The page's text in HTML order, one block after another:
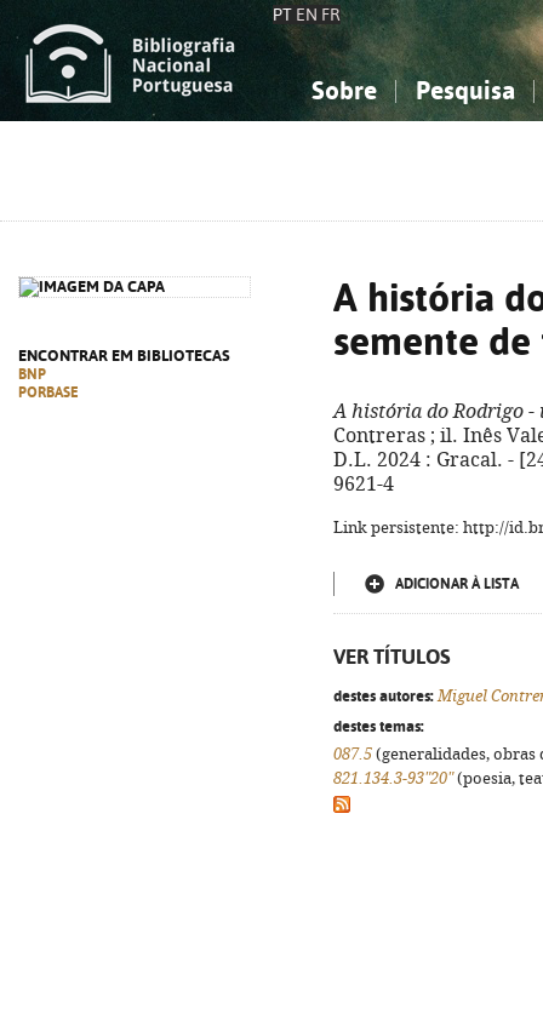
PT EN FR
Sobre Pesquisa
ENCONTRAR EM BIBLIOTECAS
BNP
PORBASE
A história
semente
A história do Rodrigo -
Contreras ; il. Inês
D.L. 2024 : Gracal. -
9621-4
Link persistente: http://
ADICIONAR À LISTA
VER TÍTULOS
destes autores: Miguel
destes temas:
087.5 (generalidades,
821.134.3-93"20"(poesia,